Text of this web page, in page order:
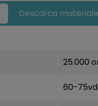
Descarca materiale
25.000
60-